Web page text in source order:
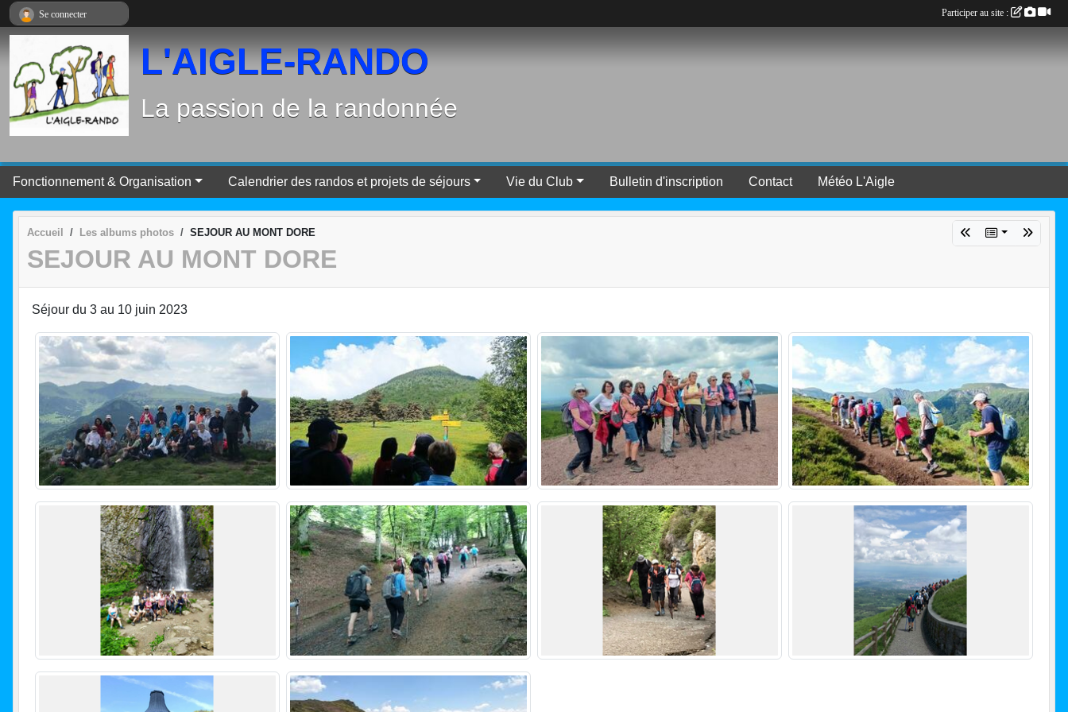
L'AIGLE-RANDO
La passion de la randonnée
Fonctionnement & Organisation Calendrier des randos et projets de séjours Vie du Club Bulletin d'inscription Contact Météo L'Aigle
Accueil Les albums photos SEJOUR AU MONT DORE
SEJOUR AU MONT DORE
Séjour du 3 au 10 juin 2023
Se connecter Participer au site :
Panneau de gestion des cookies